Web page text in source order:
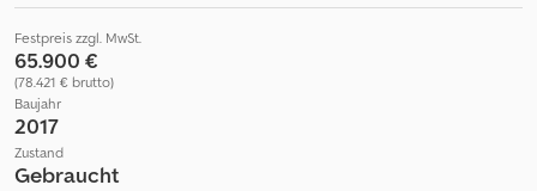
Festpreis zzgl. MwSt.
65.900 €
(78.421 € brutto)
Baujahr
2017
Zustand
Gebraucht